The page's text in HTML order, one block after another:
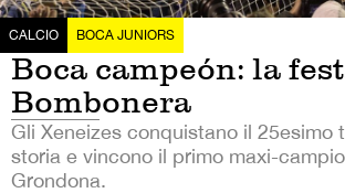
CALCIO BOCA JUNIORS
Boca campeón: la
Bombonera
Gli Xeneizes conquistano il 25esimo
storia e vincono il primo maxi-
Grondona.